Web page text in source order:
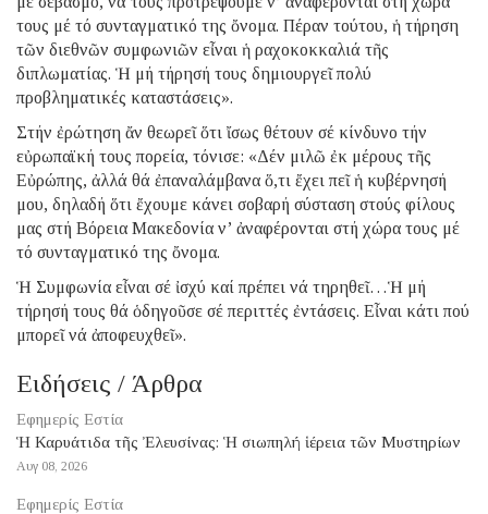
τους μέ τό συνταγματικό της ὄνομα. Πέραν τούτου, ἡ τήρηση
τῶν διεθνῶν συμφωνιῶν εἶναι ἡ ραχοκοκκαλιά τῆς
διπλωματίας. Ἡ μή τήρησή τους δημιουργεῖ πολύ
προβληματικές καταστάσεις».
Στήν ἐρώτηση ἄν θεωρεῖ ὅτι ἴσως θέτουν σέ κίνδυνο τήν
εὐρωπαϊκή τους πορεία, τόνισε: «Δέν μιλῶ ἐκ μέρους τῆς
Εὐρώπης, ἀλλά θά ἐπαναλάμβανα ὅ,τι ἔχει πεῖ ἡ κυβέρνησή
μου, δηλαδή ὅτι ἔχουμε κάνει σοβαρή σύσταση στούς φίλους
μας στή Βόρεια Μακεδονία ν’ ἀναφέρονται στή χώρα τους μέ
τό συνταγματικό της ὄνομα.
Ἡ Συμφωνία εἶναι σέ ἰσχύ καί πρέπει νά τηρηθεῖ…Ἡ μή
τήρησή τους θά ὁδηγοῦσε σέ περιττές ἐντάσεις. Εἶναι κάτι πού
μπορεῖ νά ἀποφευχθεῖ».
Ειδήσεις / Άρθρα
Εφημερίς Εστία
Ἡ Καρυάτιδα τῆς Ἐλευσίνας: Ἡ σιωπηλή ἱέρεια τῶν Μυστηρίων
Αυγ 08, 2026
Εφημερίς Εστία